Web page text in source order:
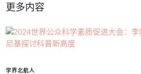
更多内容
学界北航人